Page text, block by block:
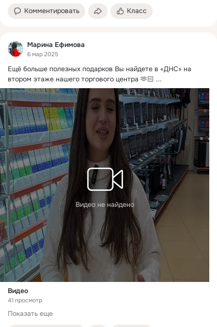
Комментировать Класс
Марина Ефимова
6 мар 2025
Ещё больше полезных подарков Вы найдете в «ДНС» на
втором этаже нашего торгового центра 🫶🏻 ...
Видео не найдено
Видео
41 просмотр
Показать еще